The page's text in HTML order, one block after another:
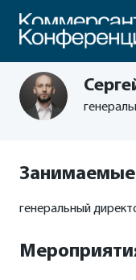
генеральный